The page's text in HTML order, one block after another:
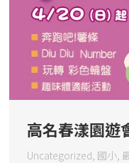
高名春漾園遊
Uncategorized 國小,